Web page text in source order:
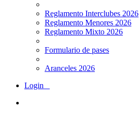
Reglamento Interclubes 2026
Reglamento Menores 2026
Reglamento Mixto 2026
Formulario de pases
Aranceles 2026
Login